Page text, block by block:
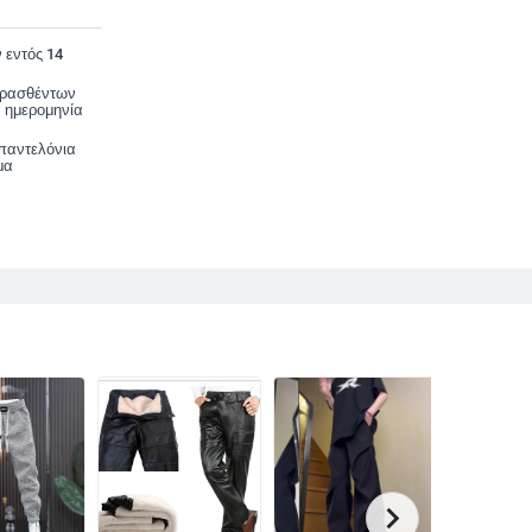
14
chevron_right